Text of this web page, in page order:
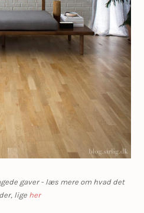
gaver - læs mere om hvad det
lige her